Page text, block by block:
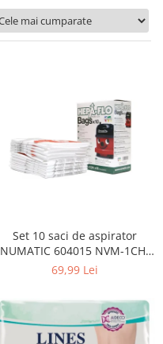
Set 10 saci de aspirator
NUMATIC 604015 NVM-1CH,
9L
69,99 Lei